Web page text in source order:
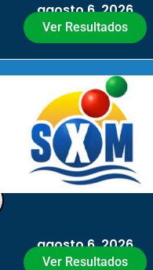
agosto 6, 2026
Ver Resultados
SXM Medio día - Pick 3
agosto 6, 2026
Ver Resultados